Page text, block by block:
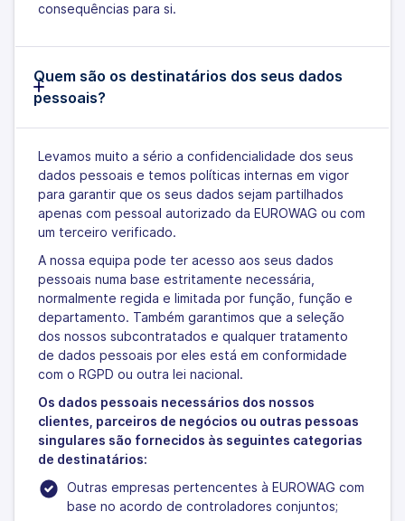
consequências para si.
Quem são os destinatários dos seus dados
pessoais?
Levamos muito a sério a confidencialidade dos seus
dados pessoais e temos políticas internas em vigor
para garantir que os seus dados sejam partilhados
apenas com pessoal autorizado da EUROWAG ou com
um terceiro verificado.
A nossa equipa pode ter acesso aos seus dados
pessoais numa base estritamente necessária,
normalmente regida e limitada por função, função e
departamento. Também garantimos que a seleção
dos nossos subcontratados e qualquer tratamento
de dados pessoais por eles está em conformidade
com o RGPD ou outra lei nacional.
Os dados pessoais necessários dos nossos
clientes, parceiros de negócios ou outras pessoas
singulares são fornecidos às seguintes categorias
de destinatários:
Outras empresas pertencentes à EUROWAG com
base no acordo de controladores conjuntos;